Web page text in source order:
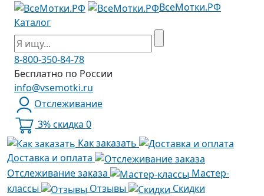
ВсеМотки.РФ
Каталог
8-800-350-84-78
Бесплатно по России
info@vsemotki.ru
Отслеживание
3% скидка 0
Как заказать
Доставка и оплата
Отслеживание заказа
Мастер-
классы
Отзывы
Скидки